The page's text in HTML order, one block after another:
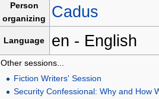
Person
organizing
Cadus
Language en - English
Other sessions...
Fiction Writers' Session
Security Confessional: Why and How